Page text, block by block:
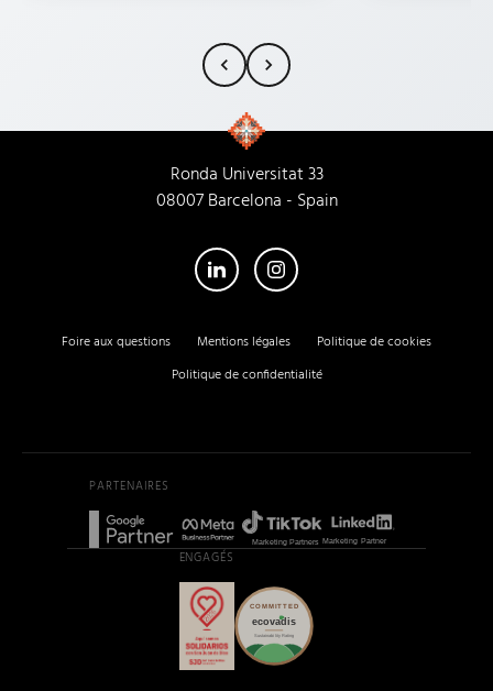
Ronda Universitat 33
08007 Barcelona - Spain
Foire aux questions Mentions légales
Politique de cookies
Politique de confidentialité
PARTENAIRES
ENGAGÉS